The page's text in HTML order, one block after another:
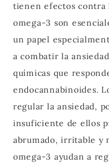
tienen efectos contra
omega-3 son
un papel
a combatir la
químicas que
endocannabinoides.
regular la ansiedad,
insuficiente de ellos
abrumado, irritable y
omega-3 ayudan a